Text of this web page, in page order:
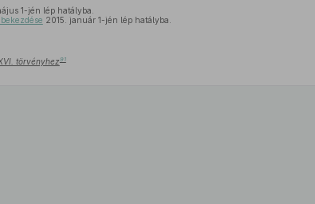
1-jén lép hatályba.
2015. január 1-jén lép hatályba.
törvényhez91